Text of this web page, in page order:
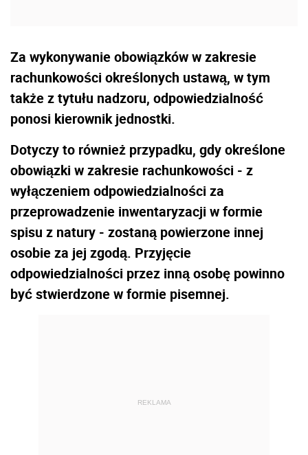
Za wykonywanie obowiązków w zakresie
rachunkowości określonych ustawą, w tym
także z tytułu nadzoru, odpowiedzialność
ponosi kierownik jednostki.
Dotyczy to również przypadku, gdy określone
obowiązki w zakresie rachunkowości - z
wyłączeniem odpowiedzialności za
przeprowadzenie inwentaryzacji w formie
spisu z natury - zostaną powierzone innej
osobie za jej zgodą. Przyjęcie
odpowiedzialności przez inną osobę powinno
być stwierdzone w formie pisemnej.
REKLAMA